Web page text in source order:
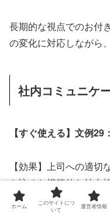
長期的な視点でのお付
の変化に対応しながら
社内コミュニケ
【すぐ使える】文例
【効果】上司への適
も込めた模範的な社内
ホーム
このサイトにつ
いて
運営者情報